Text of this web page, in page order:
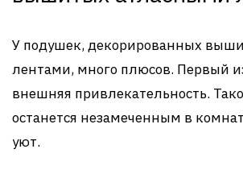
У подушек, декорированных
лентами, много плюсов. Первый
внешняя привлекательность.
останется незамеченным в
уют.